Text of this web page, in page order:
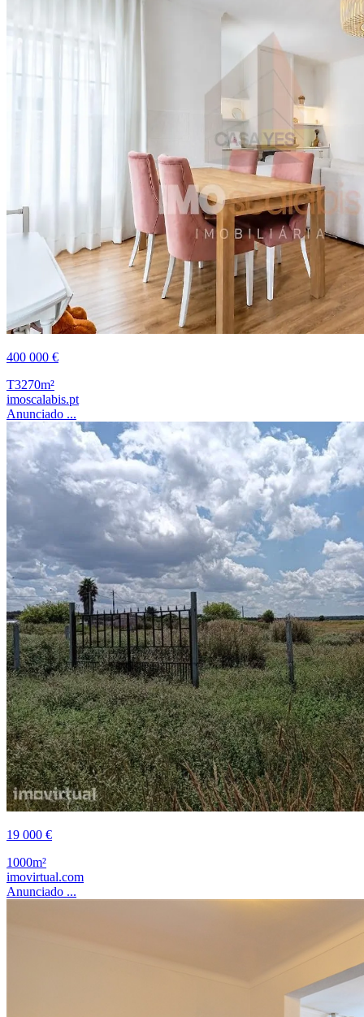
400 000 €
T3270m²
imoscalabis.pt
Anunciado ...
19 000 €
1000m²
imovirtual.com
Anunciado ...